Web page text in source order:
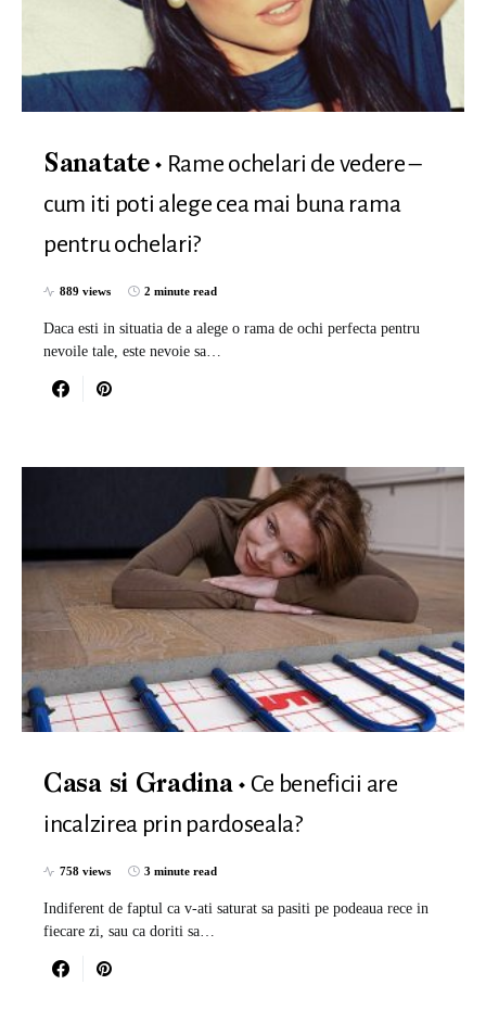
Sanatate
Rame ochelari de vedere –
cum iti poti alege cea mai buna rama
pentru ochelari?
889 views 2 minute read
Daca esti in situatia de a alege o rama de ochi perfecta pentru
nevoile tale, este nevoie sa…
Casa si Gradina
Ce beneficii are
incalzirea prin pardoseala?
758 views 3 minute read
Indiferent de faptul ca v-ati saturat sa pasiti pe podeaua rece in
fiecare zi, sau ca doriti sa…